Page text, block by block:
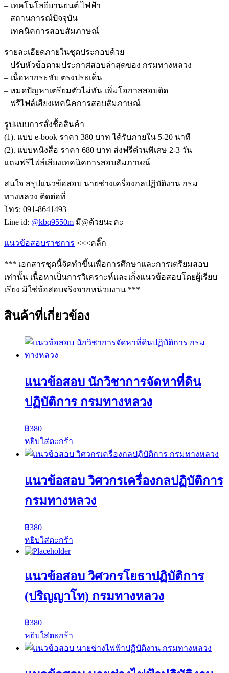
– เทคโนโลยียานยนต์ ไฟฟ้า
– สถานการณ์ปัจจุบัน
– เทคนิคการสอบสัมภาษณ์
รายละเอียดภายในชุดประกอบด้วย
– ปรับหัวข้อตามประกาศสอบล่าสุดของ กรมทางหลวง
– เนื้อหากระชับ ตรงประเด็น
– หมดปัญหาเตรียมตัวไม่ทัน เพิ่มโอกาสสอบติด
– ฟรีไฟล์เสียงเทคนิคการสอบสัมภาษณ์
รูปแบบการสั่งชื้อสินค้า
(1). แบบ e-book ราคา 380 บาท ได้รับภายใน 5-20 นาที
(2). แบบหนังสือ ราคา 680 บาท ส่งฟรีด่วนพิเศษ 2-3 วัน
แถมฟรีไฟล์เสียงเทคนิคการสอบสัมภาษณ์
สนใจ สรุปแนวข้อสอบ นายช่างเครื่องกลปฏิบัติงาน กรม
ทางหลวง ติดต่อที่
โทร: 091-8641493
Line id: @kbq9550m มี@ด้วยนะคะ
แนวข้อสอบราชการ <<<คลิ๊ก
*** เอกสารชุดนี้จัดทำขึ้นเพื่อการศึกษาและการเตรียมสอบ
เท่านั้น เนื้อหาเป็นการวิเคราะห์และเก็งแนวข้อสอบโดยผู้เรียบ
เรียง มิใช่ข้อสอบจริงจากหน่วยงาน ***
สินค้าที่เกี่ยวข้อง
แนวข้อสอบ นักวิชาการจัดหาที่ดิน
ปฏิบัติการ กรมทางหลวง
฿380
หยิบใส่ตะกร้า
แนวข้อสอบ วิศวกรเครื่องกลปฏิบัติการ
กรมทางหลวง
฿380
หยิบใส่ตะกร้า
แนวข้อสอบ วิศวกรโยธาปฏิบัติการ
(ปริญญาโท) กรมทางหลวง
฿380
หยิบใส่ตะกร้า